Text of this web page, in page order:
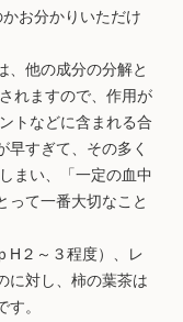
お分かりいただけ
他の成分の分解と
れますので、作用が
トなどに含まれる合
早すぎて、その多く
まい、「一定の血中
って一番大切なこと
H２～３程度）、レ
に対し、柿の葉茶は
。